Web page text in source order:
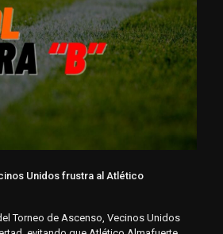
Unidos frustra al Atlético
Torneo de Ascenso, Vecinos Unidos